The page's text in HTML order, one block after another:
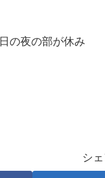
の夜の部が休み
シ